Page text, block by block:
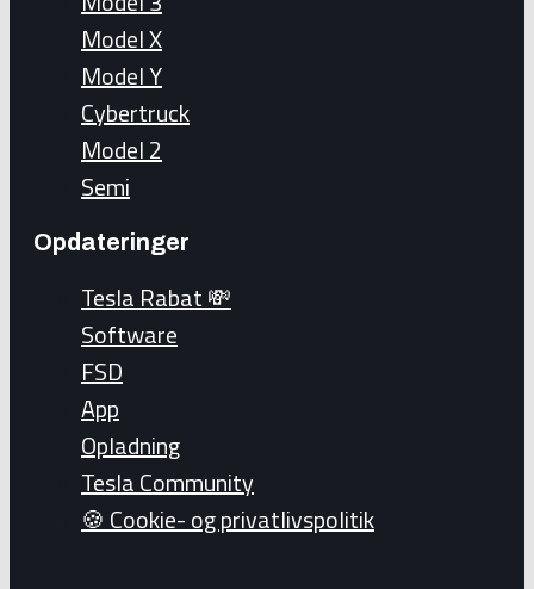
Model X
Model Y
Cybertruck
Model 2
Semi
Opdateringer
Tesla Rabat 💸
Software
FSD
App
Opladning
Tesla Community
🍪 Cookie- og privatlivspolitik